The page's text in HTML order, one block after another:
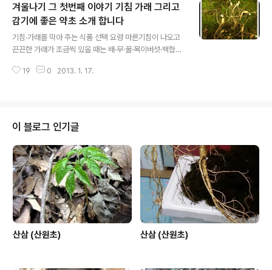
요 하다 하겟읍니다. 산원 적음 상기 사진은 자연산 더덕 입
니다. 한방에서는 사삼이라고 하지요. 물론 건강에 좋은 약
초이며, 그 맛이 달고, 따뜻하여 소음인 체질에는 아주 좋은
식물입니다, 약초는 음지식물과 양지식물 그리고 반음방향
니 해도 반음 반향의 약초가 재일 입니다, 산원 적음 상기
겨울나기 그 첫번째 이야기 기침 가래 그리고
감기에 좋은 약초 소개 합니다
기침·가래를 막아 주는 식품 선택 요령 마른기침이 나오고
끈끈한 가래가 조금씩 있을 때는 배·무·꿀·목이버섯·백합뿌
깨끗이 닦아 내고 흐르는 물에 씻은 다음서늘한 곳에서 말
가 끓는 증세에는 진피나 유자가 좋다. 누런 색의 가래가 끼
고 열이 있을 때는 몸을 차게 하는 성질이 있는 무 또는 동
아, 배, 해조류, 감 등을 먹는다. 무는 삶거나 달여서 먹는 것
보다 생즙을 마시는 것이 더욱 효과적. 한기가 들거나 맑은
색의 가래가 나올 때는 몸을 따뜻하게 해주는 마늘, 생강,
파, 진피,..
19 0 2013. 1. 17.
이 블로그 인기글
산삼 (산원초) 산삼 (산원초)